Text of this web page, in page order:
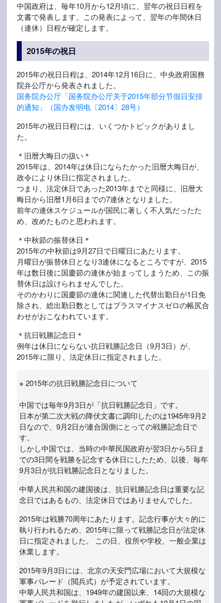
中国政府は、毎年10月から12月頃に、翌年の祝日日程を
文書で発表します。この発表によって、翌年の年間休日
（連休）日程が確定します。
2015年の祝日
2015年の祝日日程は、2014年12月16日に、中央政府国務
院弁公庁から発表されました。
国务院办公厅「国务院办公厅关于2015年部分节假日安排
的通知」（国办发明电〔2014〕28号）
2015年の祝日日程には、いくつかトピックがありまし
た。
＊旧暦大晦日の扱い＊
2015年は、2014年は休日にならたかった旧暦大晦日が、
政令により休日に指定されました。
つまり、法定休日であった2013年までと同様に、旧暦大
晦日から旧暦1月6日までの7連休となりました。
前年の連休スケジュールが国民に著しく不人気だったた
め、改めたものと思われます。
＊中秋節の振替休日＊
2015年の中秋節は9月27日で日曜日にあたります。
月曜日が振替休日となり3連休になるところですが、2015
年は数日後に国慶節の連休が始まってしまうため、この振
替休日は設けられませんでした。
そのかわりに国慶節の連休に関連した代替出勤日が1日免
除され、総出勤日数としてはプラスマイナスゼロの帳尻合
わせがおこなわれています。
＊抗日戦勝記念日＊
例年は休日にならない抗日戦勝記念日（9月3日）が、
2015年に限り、法定休日に指定されました。
※ 2015年の抗日戦勝記念日について
中国では毎年9月3日が「抗日戦勝記念日」です。
日本が第二次大戦の降伏文書に調印したのは1945年9月2
日なので、9月2日が連合国側にとっての戦勝記念日で
す。
しかし中国では、当時の中華民国政府が翌3日から5日ま
での3日間を戦勝を記念する休日にしたため、以後、毎年
9月3日が抗日戦勝記念日となりました。
中華人民共和国の建国後は、抗日戦勝記念日は重要な記
念日ではあるもの、法定休日ではありませんでした。
2015年は戦勝70周年にあたります。記念行事が大々的に
執り行われるため、2015年に限って戦勝記念日が法定休
日に指定されました。 この日、役所や学校、一般企業は
休業します。
2015年9月3日には、北京の天安門広場において大規模な
軍事パレード（閲兵式）が予定されています。
中華人民共和国は、1949年の建国以来、14回の大規模な